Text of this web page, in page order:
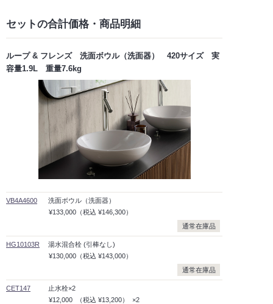
セットの合計価格 ・商品明細
ループ & フレンズ 洗面ボウル（洗面器） 420サイズ 実
容量1.9L 重量7.6kg
VB4A4600
洗面ボウル（洗面器）
¥133,000 （税込 ¥146,300）
通常在庫品
HG10103R
湯水混合栓 (引棒なし)
¥130,000 （税込 ¥143,000）
通常在庫品
CET147
止水栓×2
¥12,000
（税込 ¥13,200）
×2